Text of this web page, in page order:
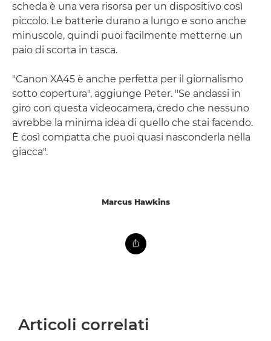
scheda è una vera risorsa per un dispositivo così
piccolo. Le batterie durano a lungo e sono anche
minuscole, quindi puoi facilmente metterne un
paio di scorta in tasca.
"Canon XA45 è anche perfetta per il giornalismo
sotto copertura", aggiunge Peter. "Se andassi in
giro con questa videocamera, credo che nessuno
avrebbe la minima idea di quello che stai facendo.
È così compatta che puoi quasi nasconderla nella
giacca".
Marcus Hawkins
Articoli correlati